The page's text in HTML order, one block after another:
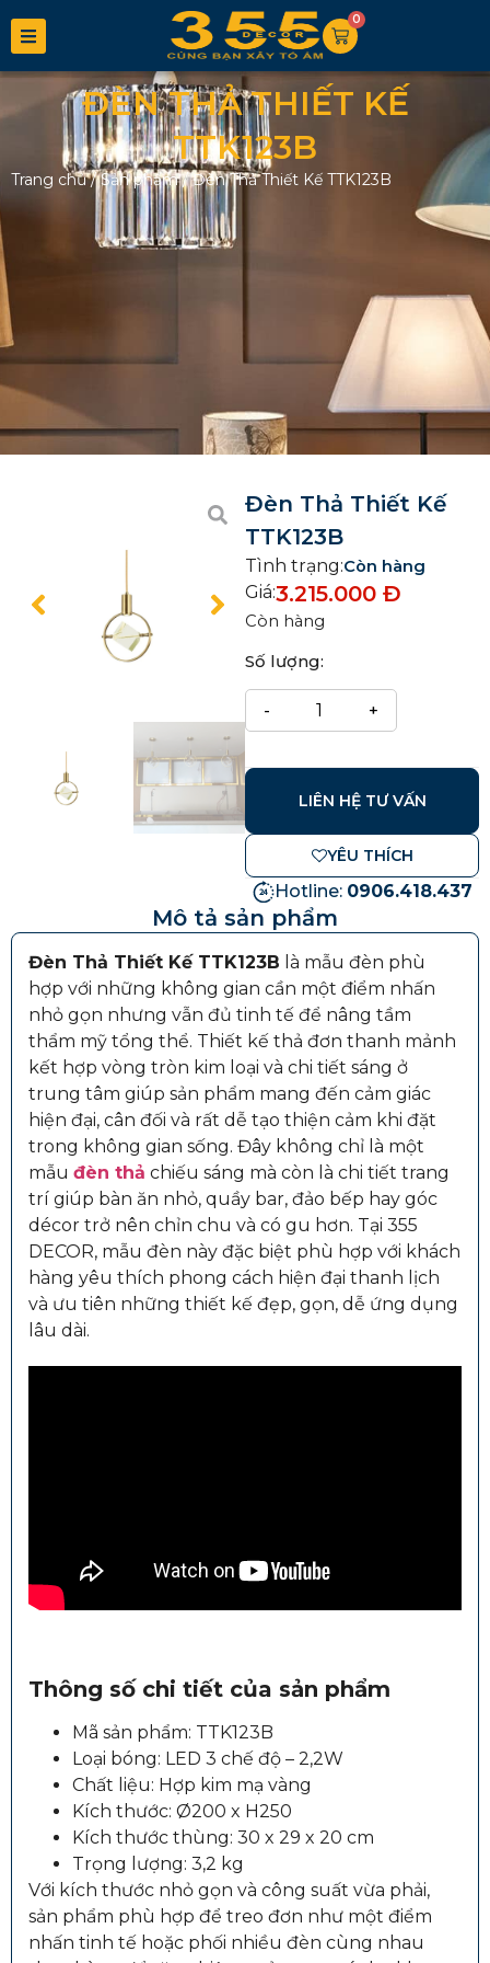
0
ĐÈN THẢ THIẾT KẾ
TTK123B
Trang chủ/Sản phẩm/Đèn Thả Thiết Kế TTK123B
Đèn Thả Thiết Kế
TTK123B
Tình trạng:Còn hàng
Giá:3.215.000 Đ
Còn hàng
Số lượng:
LIÊN HỆ TƯ VẤN
YÊU THÍCH
Hotline: 0906.418.437
Mô tả sản phẩm
Đèn Thả Thiết Kế TTK123B là mẫu đèn phù
hợp với những không gian cần một điểm nhấn
nhỏ gọn nhưng vẫn đủ tinh tế để nâng tầm
thẩm mỹ tổng thể. Thiết kế thả đơn thanh mảnh
kết hợp vòng tròn kim loại và chi tiết sáng ở
trung tâm giúp sản phẩm mang đến cảm giác
hiện đại, cân đối và rất dễ tạo thiện cảm khi đặt
trong không gian sống. Đây không chỉ là một
mẫu đèn thả chiếu sáng mà còn là chi tiết trang
trí giúp bàn ăn nhỏ, quầy bar, đảo bếp hay góc
décor trở nên chỉn chu và có gu hơn. Tại 355
DECOR, mẫu đèn này đặc biệt phù hợp với khách
hàng yêu thích phong cách hiện đại thanh lịch
và ưu tiên những thiết kế đẹp, gọn, dễ ứng dụng
lâu dài.
Thông số chi tiết của sản phẩm
Mã sản phẩm: TTK123B
Loại bóng: LED 3 chế độ – 2,2W
Chất liệu: Hợp kim mạ vàng
Kích thước: Ø200 x H250
Kích thước thùng: 30 x 29 x 20 cm
Trọng lượng: 3,2 kg
Với kích thước nhỏ gọn và công suất vừa phải,
sản phẩm phù hợp để treo đơn như một điểm
nhấn tinh tế hoặc phối nhiều đèn cùng nhau